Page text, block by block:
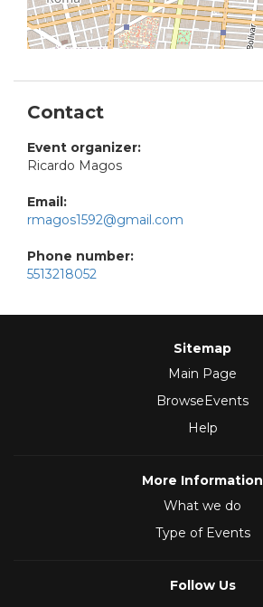
Contact
Event organizer:
Ricardo Magos
Email:
rmagos1592@gmail.com
Phone number:
5513218052
Sitemap
Main Page
BrowseEvents
Help
More Information
What we do
Type of Events
Follow Us